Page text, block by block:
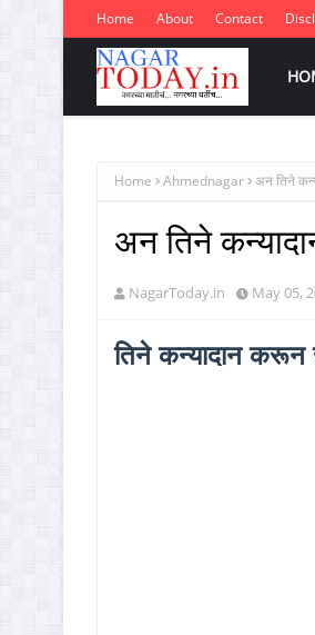
Home About Contact
Home Ahmednagar अन तिने
अन तिने
NagarToday.in May 05,
तिने कन्यादान